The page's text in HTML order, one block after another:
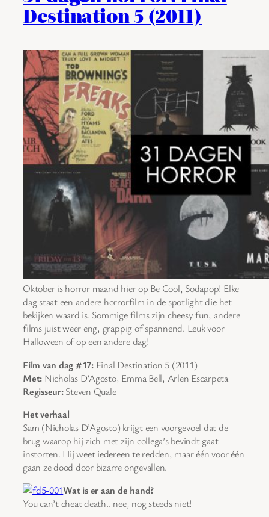
Destination 5 (2011)
Oktober is horror maand hier op Be Cool, Sodapop! Elke
dag staat een andere horrorfilm in de spotlight die het
bekijken waard is. Sommige films zijn cheesy fun, andere
films juist weer eng, grappig of spannend. Leuk voor
Halloween of op een andere dag!
Film van dag #17:Final Destination 5 (2011)
Met: Nicholas D’Agosto, Emma Bell, Arlen Escarpeta
Regisseur:Steven Quale
Het verhaal
Sam (Nicholas D’Agosto) krijgt een voorgevoel dat de
brug waarop hij zich met zijn collega’s bevindt gaat
instorten. Hij weet iedereen te redden, maar één voor één
gaan ze dood door bizarre ongevallen.
Wat is er aan de hand?
You can’t cheat death.. nee, nog steeds niet!